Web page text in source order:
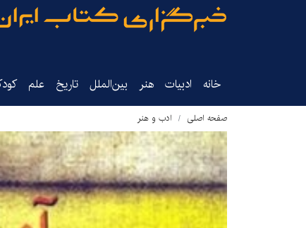
خانه ادبیات هنر بین‌الملل تاریخ‌ علم
صفحه اصلی ادب و هنر